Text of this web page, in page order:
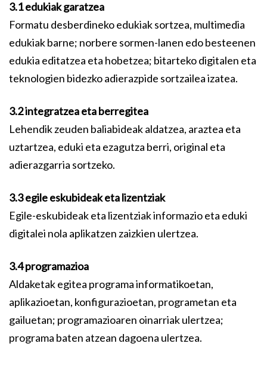
3.1 edukiak garatzea
Formatu desberdineko edukiak sortzea, multimedia
edukiak barne; norbere sormen-lanen edo besteenen
edukia editatzea eta hobetzea; bitarteko digitalen eta
teknologien bidezko adierazpide sortzailea izatea.
3.2 integratzea eta berregitea
Lehendik zeuden baliabideak aldatzea, araztea eta
uztartzea, eduki eta ezagutza berri, original eta
adierazgarria sortzeko.
3.3 egile eskubideak eta lizentziak
Egile-eskubideak eta lizentziak informazio eta eduki
digitalei nola aplikatzen zaizkien ulertzea.
3.4 programazioa
Aldaketak egitea programa informatikoetan,
aplikazioetan, konfigurazioetan, programetan eta
gailuetan; programazioaren oinarriak ulertzea;
programa baten atzean dagoena ulertzea.